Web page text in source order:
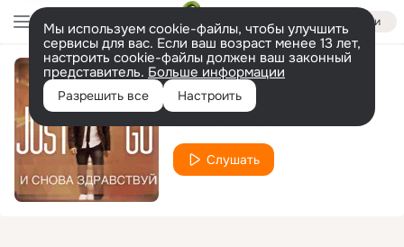
Войти
Мы используем cookie-файлы, чтобы улучшить
сервисы для вас. Если ваш возраст менее 13 лет,
настроить cookie-файлы должен ваш законный
представитель. Больше информации
Разрешить все Настроить
Д.Р.
Слушать